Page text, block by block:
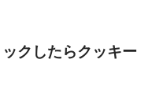
クしたらクッキー